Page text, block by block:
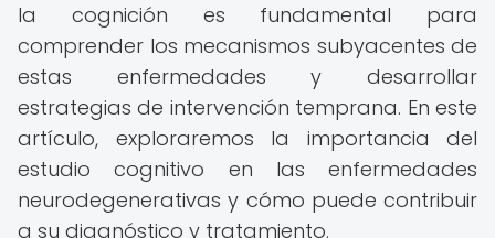
la cognición es fundamental para
comprender los mecanismos subyacentes de
estas enfermedades y desarrollar
estrategias de intervención temprana. En este
artículo, exploraremos la importancia del
estudio cognitivo en las enfermedades
neurodegenerativas y cómo puede contribuir
a su diagnóstico y tratamiento.